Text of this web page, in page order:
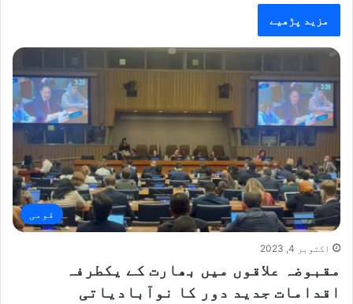
مزید پڑھیے
قومی
اکتوبر 4, 2023
مقبوضہ علاقوں میں بھارت کے یکطرفہ
اقدامات جدید دور کا نوآبادیاتی